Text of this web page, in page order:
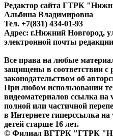
Редактор сайта ГТРК
Альбина Владимировна
Тел. +7(831) 434-01-93
Адрес: г.Нижний Новгород,
электронной почты редакции
Все права на любые
защищены в соответствии
законодательством об
При любом использовании
видеоматериалов ссылка на
полной или частичной
в Интернете гиперссылка
детей старше 16 лет.
© Филиал ВГТРК "ГТРК